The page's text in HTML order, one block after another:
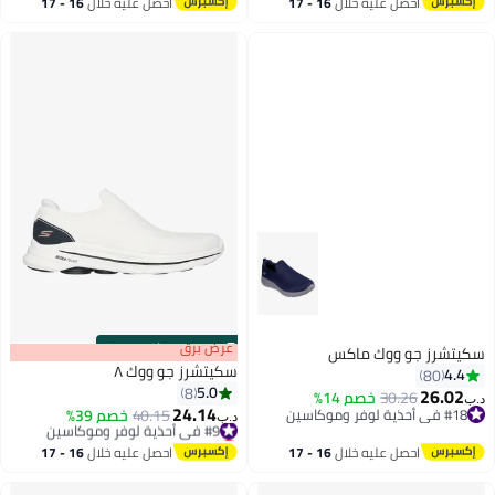
4
سكيتشرز جو ووك ماكس
4.4
80
د.ب‏26.02
30.26خصم 14%
#18 في أحذية لوفر وموكاسين
احصل عليه خلال 16 - 17
اغسطس
00m:00s
·باقي 100% عرض برق
سكيتشرز جو ووك ٨
5.0
8
د.ب‏24.14
40.15خصم 39% #9 في أحذية لوفر وموكاسين
أقل سعر في 30 يوم
#9 في أحذية لوفر وموكاسين احصل عليه خلال 16 - 17
اغسطس